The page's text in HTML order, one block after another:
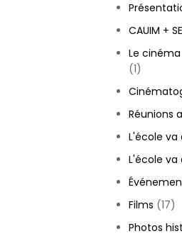
CAUIM +
Le
(1)
Réunions
L'école
L'école
Films (17)
Photos